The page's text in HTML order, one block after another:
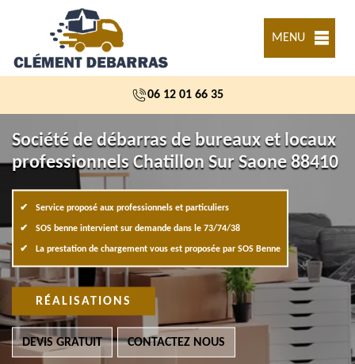
MENU
06 12 01 66 35
Société de débarras de bureaux et locaux
professionnels Chatillon Sur Saone 88410
Service proposé aux professionnels et particuliers
SOS benne intervient sur demande dans le 73/74/38
La prestation de chargement vous est proposée par SOS Benne
RÉALISATIONS
DEVIS GRATUIT CONTACTEZ NOUS